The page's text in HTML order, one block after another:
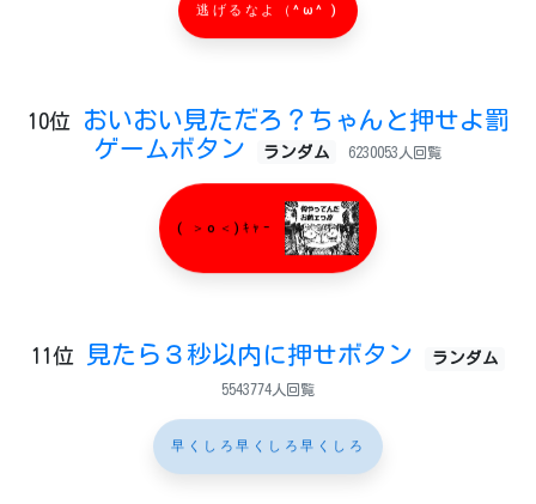
逃げるなよ（^ω^ )
10位
おいおい見ただろ？ちゃんと押せよ罰
ゲームボタン
ランダム 6230053人回覧
( ＞o＜)ｷｬｰ
11位 見たら３秒以内に押せボタン ランダム
5543774人回覧
早くしろ早くしろ早くしろ